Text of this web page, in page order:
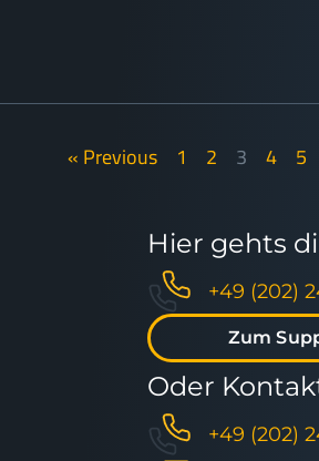
« Previous 1 2 3 4 5
Hier gehts
+49 (202)
Zum
Oder
+49 (202)